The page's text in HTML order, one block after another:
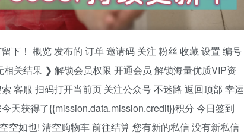
下！ 概览 发布的 订单 邀请码 关注 粉丝 收藏 设置 编号
关结果 ❯ 解锁会员权限 开通会员 解锁海量优质VIP资
客服 扫码打开当前页 关注公众号 不迷路 返回顶部 幸运
天获得了{{mission.data.mission.credit}}积分 今日签到
空如也! 清空购物车 前往结算 您有新的私信 没有新私信